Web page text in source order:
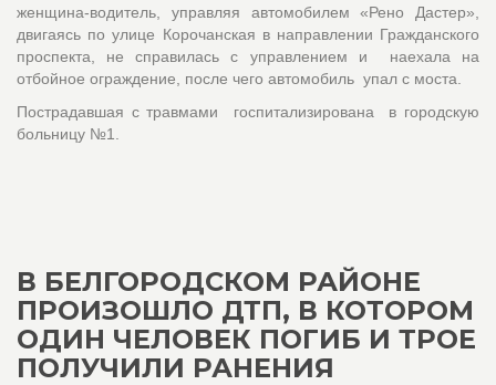
женщина-водитель, управляя автомобилем «Рено Дастер»,
двигаясь по улице Корочанская в направлении Гражданского
проспекта, не справилась с управлением и наехала на
отбойное ограждение, после чего автомобиль упал с моста.
Пострадавшая с травмами госпитализирована в городскую
больницу №1.
В БЕЛГОРОДСКОМ РАЙОНЕ
ПРОИЗОШЛО ДТП, В КОТОРОМ
ОДИН ЧЕЛОВЕК ПОГИБ И ТРОЕ
ПОЛУЧИЛИ РАНЕНИЯ